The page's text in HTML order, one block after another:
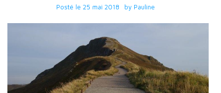
Posté le 25 mai 2018 by Pauline